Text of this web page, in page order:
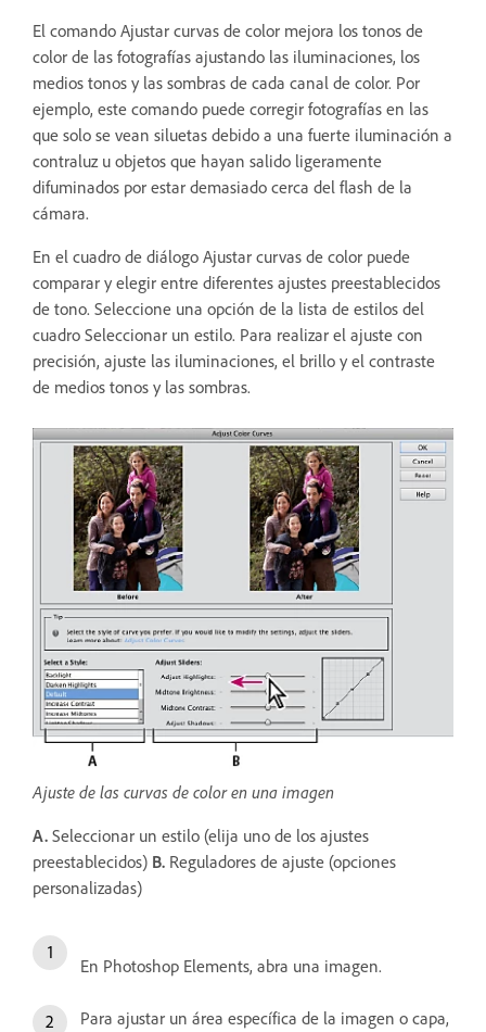
El comando Ajustar curvas de color mejora los tonos de
color de las fotografías ajustando las iluminaciones, los
medios tonos y las sombras de cada canal de color. Por
ejemplo, este comando puede corregir fotografías en las
que solo se vean siluetas debido a una fuerte iluminación a
contraluz u objetos que hayan salido ligeramente
difuminados por estar demasiado cerca del flash de la
cámara.
En el cuadro de diálogo Ajustar curvas de color puede
comparar y elegir entre diferentes ajustes preestablecidos
de tono. Seleccione una opción de la lista de estilos del
cuadro Seleccionar un estilo. Para realizar el ajuste con
precisión, ajuste las iluminaciones, el brillo y el contraste
de medios tonos y las sombras.
Ajuste de las curvas de color en una imagen
A. Seleccionar un estilo (elija uno de los ajustes
preestablecidos) B. Reguladores de ajuste (opciones
personalizadas)
En Photoshop Elements, abra una imagen.
Para ajustar un área específica de la imagen o capa,